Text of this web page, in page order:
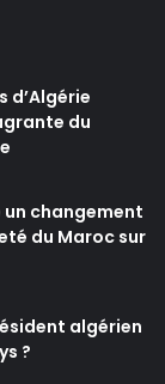
d’Algérie
du
changement
du Maroc sur
algérien
?